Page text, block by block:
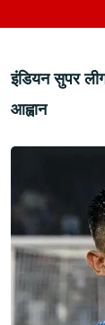
इंडियन सुपर
आह्वान